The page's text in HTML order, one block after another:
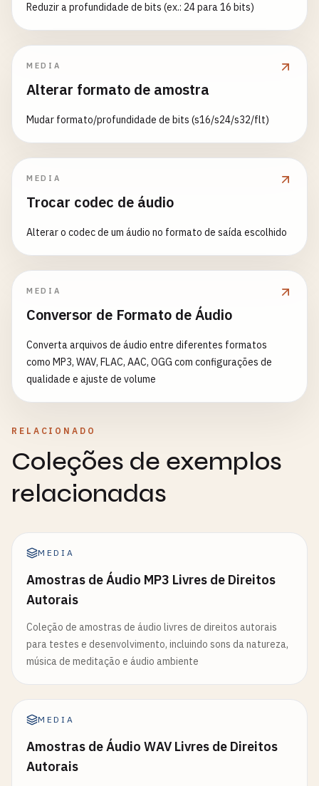
Reduzir a profundidade de bits (ex.: 24 para 16 bits)
MEDIA
Alterar formato de amostra
Mudar formato/profundidade de bits (s16/s24/s32/flt)
MEDIA
Trocar codec de áudio
Alterar o codec de um áudio no formato de saída escolhido
MEDIA
Conversor de Formato de Áudio
Converta arquivos de áudio entre diferentes formatos
como MP3, WAV, FLAC, AAC, OGG com configurações de
qualidade e ajuste de volume
RELACIONADO
Coleções de exemplos
relacionadas
MEDIA
Amostras de Áudio MP3 Livres de Direitos
Autorais
Coleção de amostras de áudio livres de direitos autorais
para testes e desenvolvimento, incluindo sons da natureza,
música de meditação e áudio ambiente
MEDIA
Amostras de Áudio WAV Livres de Direitos
Autorais